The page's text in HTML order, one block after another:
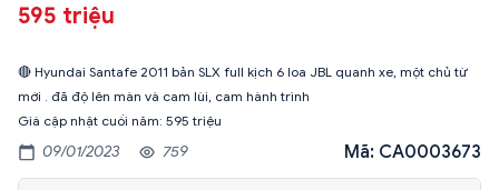
595 triệu
🔴 Hyundai Santafe 2011 bản SLX full kịch 6 loa JBL quanh xe, một chủ từ
mới . đã độ lên màn và cam lùi, cam hành trình
09/01/2023 759 Mã: CA0003673